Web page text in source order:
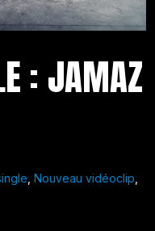
: JAMAZ
,Nouveau vidéoclip